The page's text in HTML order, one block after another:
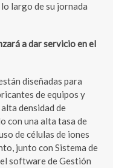
largo de su jornada
a dar servicio en el
diseñadas para
de equipos y
densidad de
con una alta tasa de
de células de iones
junto con Sistema de
software de Gestión